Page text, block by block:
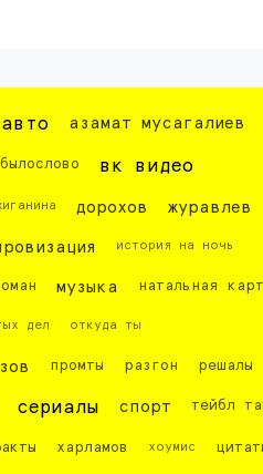
авто азамат мусагалиев
былослово вк видео
дорохов журавлев
история на ночь
музыка натальная
дел откуда ты
промты разгон решалы
сериалы спорт тейбл
харламов хоумис